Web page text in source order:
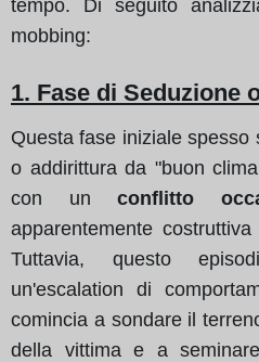
tempo. Di seguito
mobbing:
1. Fase di Seduzione
Questa fase iniziale spesso
o addirittura da "buon
con unconflitto
apparentemente
Tuttavia, questo
un'escalation di
comincia a sondare il
della vittima e a